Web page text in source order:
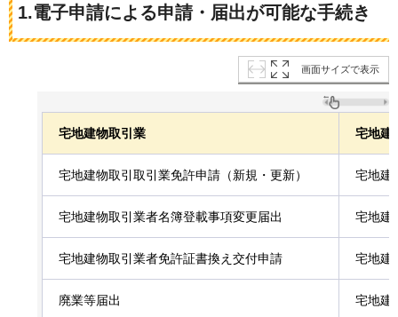
1.電子申請による申請・届出が可能な手続き
画面サイズで表示
宅地建物取引業 宅地建
宅地建物取引取引業免許申請（新規・更新） 宅地建
宅地建物取引業者名簿登載事項変更届出 宅地建
宅地建物取引業者免許証書換え交付申請 宅地建
廃業等届出 宅地建